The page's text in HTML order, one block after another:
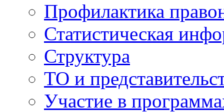
Профилактика
Статистическая
Структура
ТО и
Участие в